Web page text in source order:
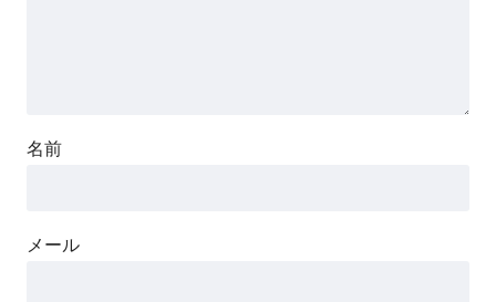
名前
メール